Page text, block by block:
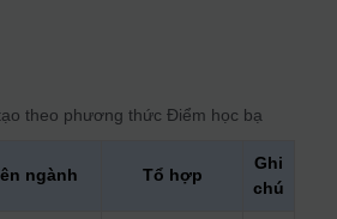
theo phương thức Điểm học bạ
ngành Tổ hợp
Ghi
chú